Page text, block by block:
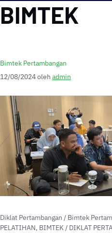
BIMTEK
Bimtek Pertambangan
12/08/2024oleh admin
Diklat Pertambangan / Bimtek
PELATIHAN, BIMTEK / DIKLAT